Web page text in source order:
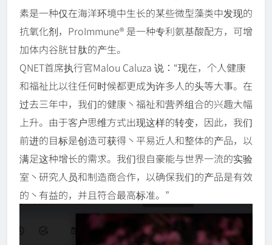
素是一种仅在海洋环境中生长的某些微型藻类中发现的
抗氧化剂，ProImmune® 是一种专利氨基酸配方，可增
加体内谷胱甘肽的产生。
QNET首席执行官Malou Caluza 说：“现在，个人健康
和福祉比以往任何时候都更成为许多人的头等大事。在
过去三年中，我们的健康丶福祉和营养组合的兴趣大幅
上升。由于客户思维方式出现这样的转变，因此，我们
前进的目标是创造可获得丶平易近人和整体的产品，以
满足这种增长的需求。我们很自豪能与世界一流的实验
室丶研究人员和制造商合作，以确保我们的产品是有效
的丶有益的，并且符合最高标准。”